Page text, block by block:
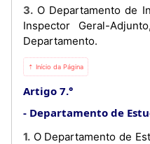
3. O Departamento de Inspecção é chefiado por um
Inspector Geral-
Departamento.
⇡ Início da Página
Artigo 7.°
Departamento de
1. O Departamento de Estudo, Programação e Análise